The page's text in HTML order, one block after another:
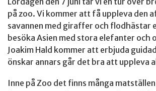
på zoo. Vi kommer att få uppleva den
savannen med giraffer och flodhästar
besöka Asien med stora elefanter och
Joakim Hald kommer att erbjuda
önskar annars går det bra att uppleva
Inne på Zoo det finns många